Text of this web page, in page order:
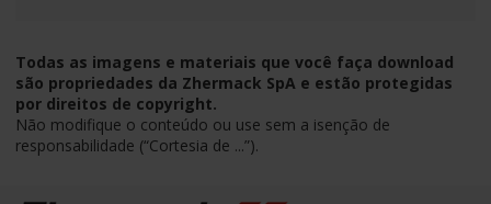
Todas as imagens e materiais que você faça download
são propriedades da Zhermack SpA e estão protegidas
por direitos de copyright.
Não modifique o conteúdo ou use sem a isenção de
responsabilidade (“Cortesia de ...”).